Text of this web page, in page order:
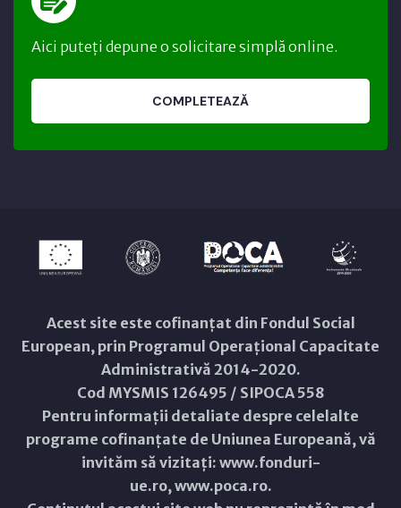
Aici puteți depune o solicitare simplă online.
COMPLETEAZĂ
Acest site este cofinanțat din Fondul Social
European, prin Programul Operațional Capacitate
Administrativă 2014-2020.
Cod MYSMIS 126495 / SIPOCA 558
Pentru informații detaliate despre celelalte
programe cofinanțate de Uniunea Europeană, vă
invităm să vizitați: www.fonduri-
ue.ro, www.poca.ro.